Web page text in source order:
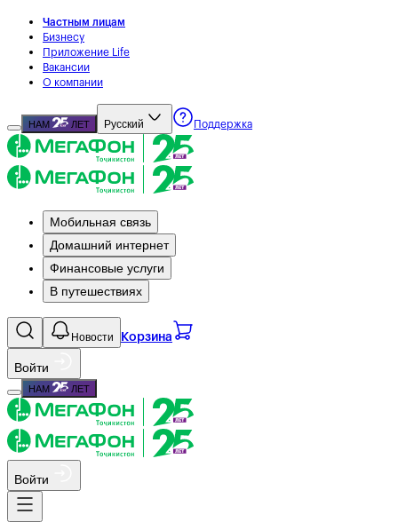
Частным лицам
Бизнесу
Приложение Life
Вакансии
О компании
НАМ ЛЕТ Русский Поддержка
Мобильная связь
Домашний интернет
Финансовые услуги
В путешествиях
Новости Корзина
Войти
НАМ ЛЕТ
Войти